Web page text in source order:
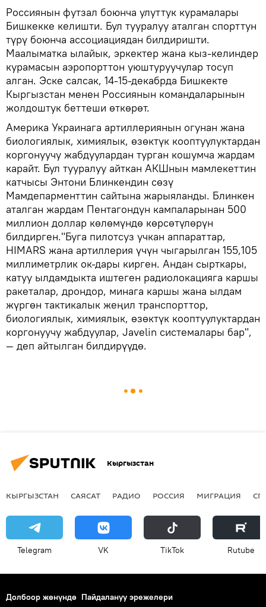
Россиянын футзал боюнча улуттук курамалары
Бишкекке келишти. Бул тууралуу аталган спорттун
түрү боюнча ассоциациядан билдиришти.
Маалыматка ылайык, эркектер жана кыз-келиндер
курамасын аэропорттон уюштуруучулар тосуп
алган. Эске салсак, 14-15-декабрда Бишкекте
Кыргызстан менен Россиянын командаларынын
жолдоштук беттеши өткөрөт.
Америка Украинага артиллериянын огунан жана
биологиялык, химиялык, өзөктүк кооптуулуктардан
коргонуучу жабдуулардан турган кошумча жардам
карайт. Бул тууралуу айткан АКШнын мамлекеттин
катчысы Энтони Блинкендин сөзү
Мамдепарменттин сайтына жарыяланды. Блинкен
аталган жардам Пентагондун кампаларынан 500
миллион доллар көлөмүндө көрсөтүлөрүн
билдирген."Буга пилотсуз учкан аппараттар,
HIMARS жана артиллерия үчүн чыгарылган 155,105
миллиметрлик ок-дары кирген. Андан сырткары,
катуу ылдамдыкта иштеген радиолокацияга каршы
ракеталар, дрондор, минага каршы жана ылдам
жүргөн тактикалык жеңил транспорттор,
биологиялык, химиялык, өзөктүк кооптуулуктардан
коргонуучу жабдуулар, Javelin системалары бар",
— деп айтылган билдирүүдө.
Кыргызстан
КЫРГЫЗСТАН САЯСАТ РАДИО РОССИЯ МИГРАЦИЯ
Telegram VK ТikТоk Rutube
Долбоор жөнүндө Пайдалануу эрежелери